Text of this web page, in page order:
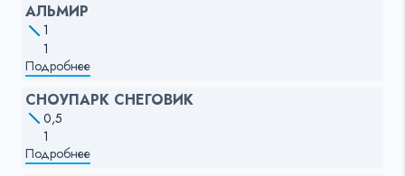
АЛЬМИР
1
1
Подробнее
СНОУПАРК СНЕГОВИК
0,5
1
Подробнее